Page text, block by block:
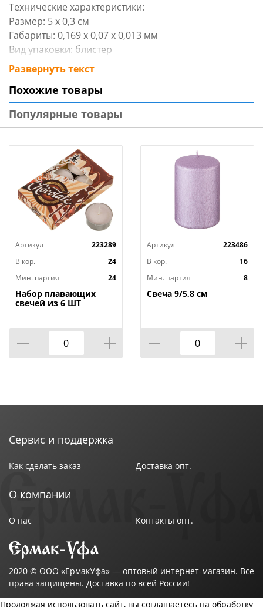
Технические характеристики:
Размер: 5 х 0,3 см
Габариты: 0,169 х 0,07 х 0,013 мм
Вид упаковки: блистер
Материал изделия: воск, пластмасса
Бренд: «Волшебная страна»
Страна-изготовитель: Россия
Развернуть текст
Похожие товары
Популярные товары
Артикул
223289
В кор.
24
Мин. партия
24
Набор плавающих
свечей из 6 ШТ
Артикул
223486
В кор.
16
Мин. партия
8
Свеча 9/5,8 см
Сервис и поддержка
Как сделать заказ Доставка опт.
О компании
О нас Контакты опт.
2020 © ООО «ЕрмакУфа» — оптовый интернет-магазин. Все
права защищены. Доставка по всей России!
Продолжая использовать сайт, вы соглашаетесь на обработку